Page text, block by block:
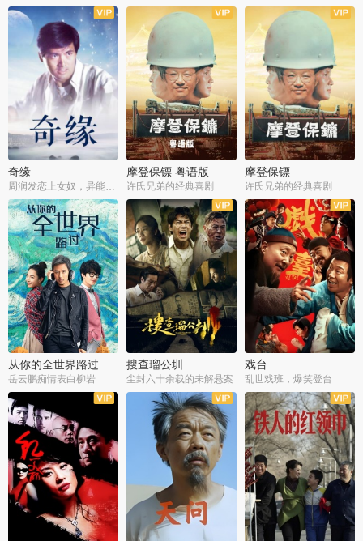
奇缘
周润发恋上女奴，异能护体战邪派
摩登保镖 粤语版
许氏兄弟的经典喜剧
摩登保镖
许氏兄弟的经典喜剧
从你的全世界路过
岳云鹏痴情表白柳岩
搜查瑠公圳
尘封六十余载的未解悬案
戏台
乱世戏班，爆笑登台